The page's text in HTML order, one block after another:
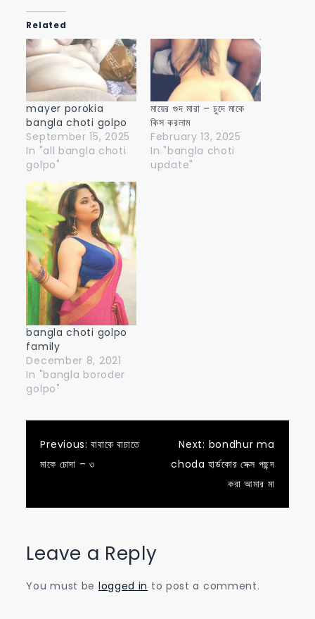
Related
mayer porokia
bangla choti golpo
September 15, 2025
In "all bangla choti
golpo"
মায়ের গুদ মারা – চুদে মাকে
কিস করলাম
February 13, 2025
In "bangla choti
update"
bangla choti golpo
family
December 8, 2021
In "bangla boroder
golpo"
Post
Previous: বাবাকে বাচাতে
মাকে চোদা – ৩
Next: bondhur ma
choda হার্ডকোর সেক্স পছন্দ
করা আমার মা
Leave a Reply
You must be logged in to post a comment.